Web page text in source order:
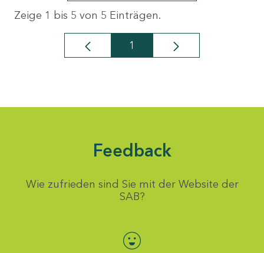
Zeige 1 bis 5 von 5 Einträgen.
Seite
1
Feedback
Wie zufrieden sind Sie mit der Website der
SAB?
Bewertung auswählen